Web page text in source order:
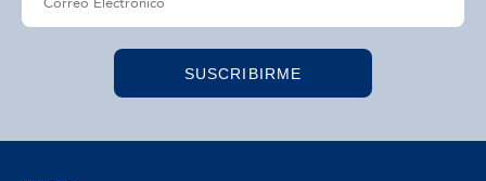
SUSCRIBIRME